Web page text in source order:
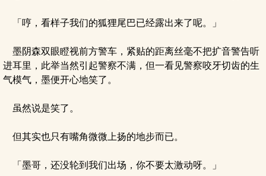
「哼，看样子我们的狐狸尾巴已经露出来了呢。」
墨阴森双眼瞪视前方警车，紧贴的距离丝毫不把扩音警告听
进耳里，此举当然引起警察不满，但一看见警察咬牙切齿的生
气模气，墨便开心地笑了。
虽然说是笑了。
但其实也只有嘴角微微上扬的地步而已。
「墨哥，还没轮到我们出场，你不要太激动呀。」